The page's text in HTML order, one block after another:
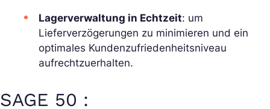
Lagerverwaltung in Echtzeit: um
Lieferverzögerungen zu minimieren und ein
optimales Kundenzufriedenheitsniveau
aufrechtzuerhalten.
SAGE 50 :